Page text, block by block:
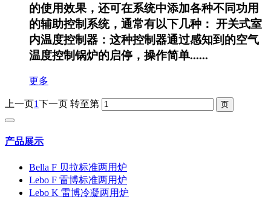
的使用效果，还可在系统中添加各种不同功用
的辅助控制系统，通常有以下几种： 开关式室
内温度控制器：这种控制器通过感知到的空气
温度控制锅炉的启停，操作简单......
更多
上一页1下一页 转至第
产品展示
Bella F 贝拉标准两用炉
Lebo F 雷博标准两用炉
Lebo K 雷博冷凝两用炉